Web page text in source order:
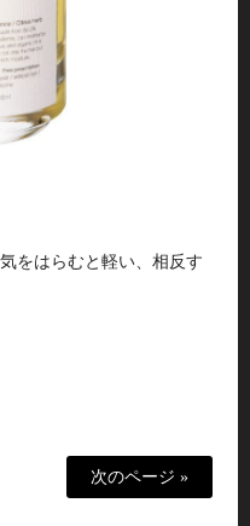
をはらむと軽い、相反す
次のページ »